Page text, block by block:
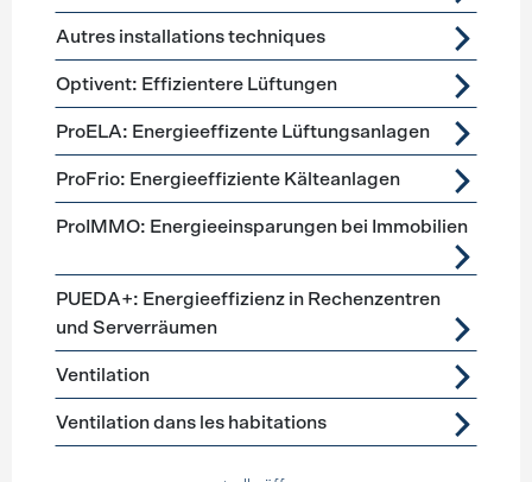
Autres installations techniques
Optivent: Effizientere Lüftungen
ProELA: Energieeffizente Lüftungsanlagen
ProFrio: Energieeffiziente Kälteanlagen
ProIMMO: Energieeinsparungen bei Immobilien
PUEDA+: Energieeffizienz in Rechenzentren
und Serverräumen
Ventilation
Ventilation dans les habitations